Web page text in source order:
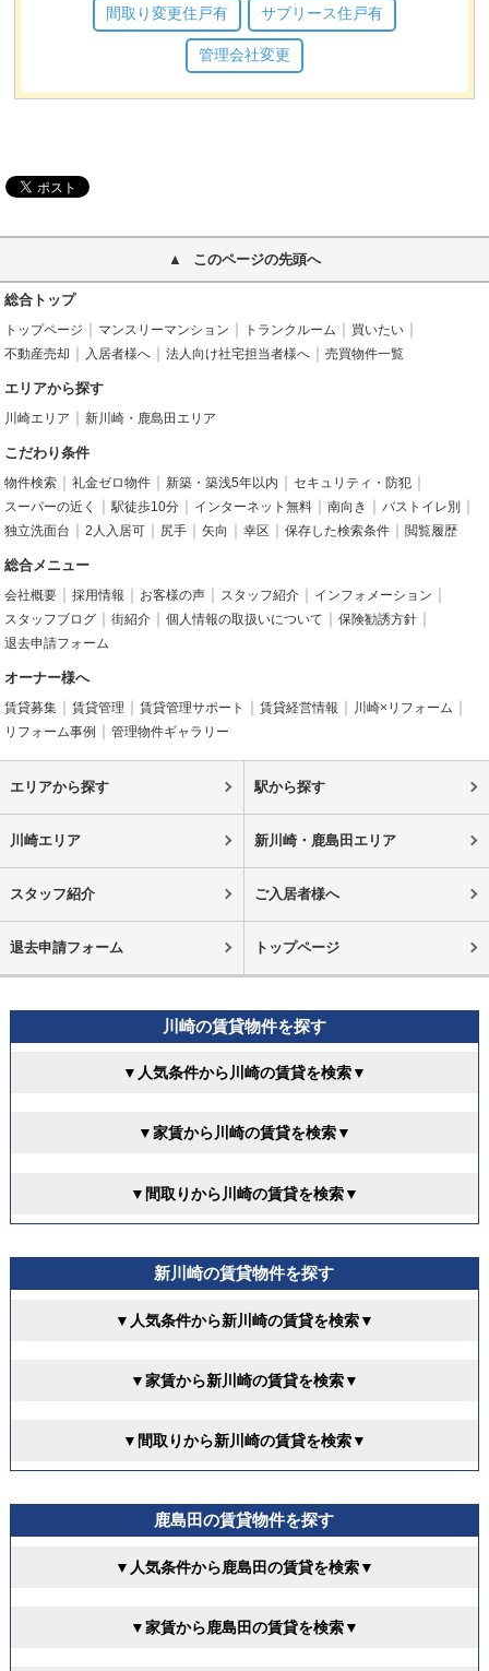
間取り変更住戸有 サブリース住戸有
管理会社変更
このページの先頭へ
総合トップ
トップページ マンスリーマンション トランクルーム
買いたい
不動産売却
入居者様へ 法人向け社宅担当者様へ 売買物件一覧
エリアから探す
川崎エリア 新川崎・鹿島田エリア
こだわり条件
物件検索 礼金ゼロ物件 新築・築浅5年以内
セキュリティ・防犯
スーパーの近く
駅徒歩10分 インターネット無料 南向き
バストイレ別
独立洗面台
2人入居可 尻手 矢向 幸区 保存した検索条件 閲覧履歴
総合メニュー
会社概要 採用情報 お客様の声 スタッフ紹介
インフォメーション
スタッフブログ
街紹介 個人情報の取扱いについて
保険勧誘方針
退去申請フォーム
オーナー様へ
賃貸募集 賃貸管理 賃貸管理サポート 賃貸経営情報
川崎×リフォーム
リフォーム事例
管理物件ギャラリー
エリアから探す 駅から探す
川崎エリア 新川崎・鹿島田エリア
スタッフ紹介 ご入居者様へ
退去申請フォーム トップページ
川崎の賃貸物件を探す
▼人気条件から川崎の賃貸を検索▼
▼家賃から川崎の賃貸を検索▼
▼間取りから川崎の賃貸を検索▼
新川崎の賃貸物件を探す
▼人気条件から新川崎の賃貸を検索▼
▼家賃から新川崎の賃貸を検索▼
▼間取りから新川崎の賃貸を検索▼
鹿島田の賃貸物件を探す
▼人気条件から鹿島田の賃貸を検索▼
▼家賃から鹿島田の賃貸を検索▼